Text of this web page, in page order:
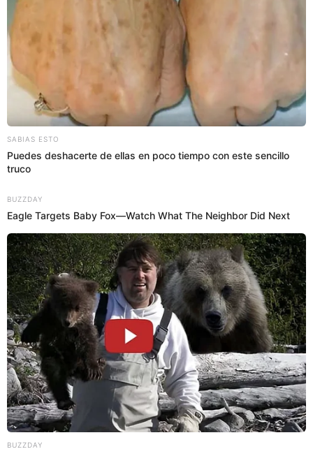
con tallarines verdes.
Mr. Peet tuvo lista la carne
apanada como beneficio tras ganar el primer reto.
21:25
Junior Silva la pasó mal en el
primer reto
Junior Silvarecibió críticas por parte de los jurados
por su primer plato.Incluso, se negaron a degustar su
"Esto no se puede probar, más bien pídenos disculpas,
eres el peor del grupo", le dijo Javier Masías muy
ofuscado.
21:22 22/6/2023
Mr. Peet logró ganar el primer reto
de 'El Gran Chef Famosos'
Mr. Peet se quedó con el primer reto de 'El Gran Chef
Famosos'.
“Es la primera vez que participo en un
reality como este”, expresó muy emocionado en un
primer momento.